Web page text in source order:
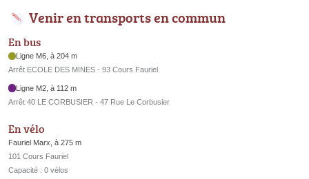
Venir en transports en commun
En bus
Ligne M6, à 204 m
Arrêt ECOLE DES MINES - 93 Cours Fauriel
Ligne M2, à 112 m
Arrêt 40 LE CORBUSIER - 47 Rue Le Corbusier
En vélo
Fauriel Marx, à 275 m
101 Cours Fauriel
Capacité : 0 vélos